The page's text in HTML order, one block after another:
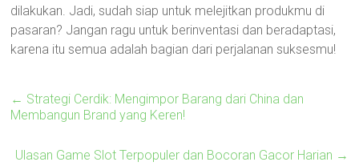
dilakukan. Jadi, sudah siap untuk melejitkan produkmu di
pasaran? Jangan ragu untuk berinventasi dan beradaptasi,
karena itu semua adalah bagian dari perjalanan suksesmu!
← Strategi Cerdik: Mengimpor Barang dari China dan
Membangun Brand yang Keren!
Ulasan Game Slot Terpopuler dan Bocoran Gacor Harian →